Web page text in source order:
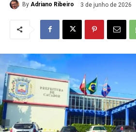
By Adriano Ribeiro 3 de junho de 2026